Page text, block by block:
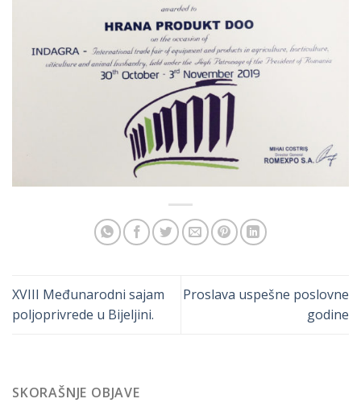
XVIII Međunarodni sajam
poljoprivrede u Bijeljini.
Proslava uspešne poslovne
godine
SKORAŠNJE OBJAVE